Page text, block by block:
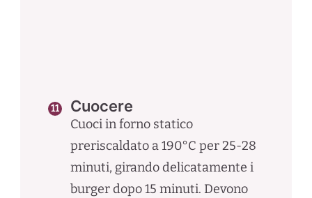
Cuocere
Cuoci in forno statico
preriscaldato a 190°C per 25-28
minuti, girando delicatamente i
burger dopo 15 minuti. Devono